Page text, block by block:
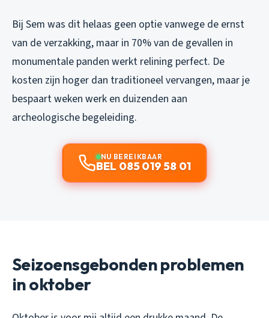
Bij Sem was dit helaas geen optie vanwege de ernst
van de verzakking, maar in 70% van de gevallen in
monumentale panden werkt relining perfect. De
kosten zijn hoger dan traditioneel vervangen, maar je
bespaart weken werk en duizenden aan
archeologische begeleiding.
NU BEREIKBAAR
BEL 085 019 58 01
Seizoensgebonden problemen
in oktober